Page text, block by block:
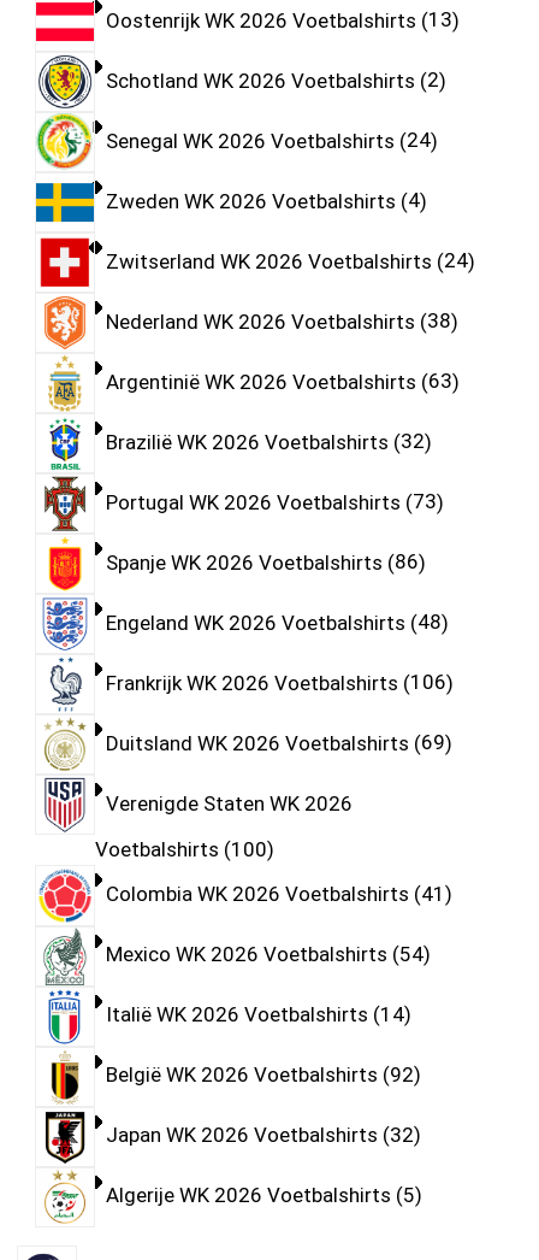
Oostenrijk WK 2026 Voetbalshirts 13
Schotland WK 2026 Voetbalshirts 2
Senegal WK 2026 Voetbalshirts 24
Zweden WK 2026 Voetbalshirts 4
Zwitserland WK 2026 Voetbalshirts 24
Nederland WK 2026 Voetbalshirts 38
Argentinië WK 2026 Voetbalshirts 63
Brazilië WK 2026 Voetbalshirts 32
Portugal WK 2026 Voetbalshirts 73
Spanje WK 2026 Voetbalshirts 86
Engeland WK 2026 Voetbalshirts 48
Frankrijk WK 2026 Voetbalshirts 106
Duitsland WK 2026 Voetbalshirts 69
Verenigde Staten WK 2026
Voetbalshirts 100
Colombia WK 2026 Voetbalshirts 41
Mexico WK 2026 Voetbalshirts 54
Italië WK 2026 Voetbalshirts 14
België WK 2026 Voetbalshirts 92
Japan WK 2026 Voetbalshirts 32
Algerije WK 2026 Voetbalshirts 5